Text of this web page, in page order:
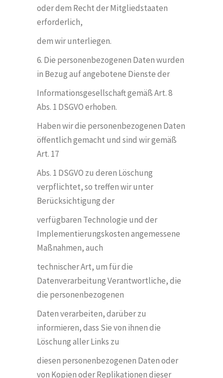
oder dem Recht der Mitgliedstaaten
erforderlich,
dem wir unterliegen.
6. Die personenbezogenen Daten wurden
in Bezug auf angebotene Dienste der
Informationsgesellschaft gemäß Art. 8
Abs. 1 DSGVO erhoben.
Haben wir die personenbezogenen Daten
öffentlich gemacht und sind wir gemäß
Art. 17
Abs. 1 DSGVO zu deren Löschung
verpflichtet, so treffen wir unter
Berücksichtigung der
verfügbaren Technologie und der
Implementierungskosten angemessene
Maßnahmen, auch
technischer Art, um für die
Datenverarbeitung Verantwortliche, die
die personenbezogenen
Daten verarbeiten, darüber zu
informieren, dass Sie von ihnen die
Löschung aller Links zu
diesen personenbezogenen Daten oder
von Kopien oder Replikationen dieser